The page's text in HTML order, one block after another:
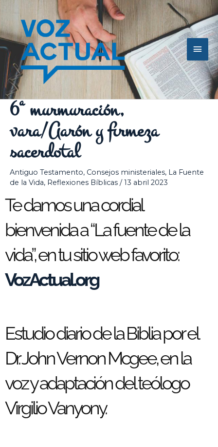
contenido
6ª murmuración,
vara/Aarón y firmeza
sacerdotal
Antiguo Testamento, Consejos ministeriales, La Fuente
de la Vida, Reflexiones Bíblicas /13 abril 2023
Te damos una cordial
bienvenida a “La fuente de la
vida”, en tu sitio web favorito:
VozActual.org
Estudio diario de la Biblia por el
Dr. John Vernon Mcgee, en la
voz y adaptación del teólogo
Virgilio Vanyony.